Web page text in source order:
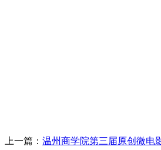
上一篇： 温州商学院第三届原创微电